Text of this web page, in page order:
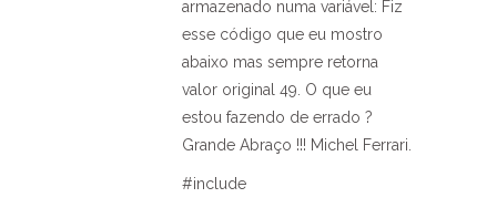
armazenado numa variável: Fiz
esse código que eu mostro
abaixo mas sempre retorna
valor original 49. O que eu
estou fazendo de errado ?
Grande Abraço !!! Michel Ferrari.
#include